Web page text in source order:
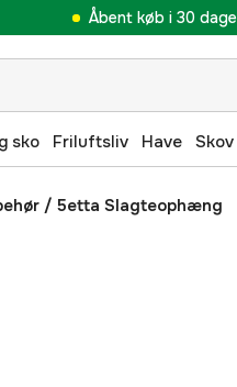
Åbent køb i 30 dage
sko Friluftsliv Have Skov
/ 5etta Slagteophæng